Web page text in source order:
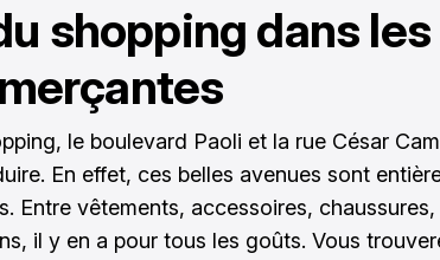
shopping dans les
le boulevard Paoli et la rue César
En effet, ces belles avenues sont
Entre vêtements, accessoires, chaussures,
il y en a pour tous les goûts. Vous